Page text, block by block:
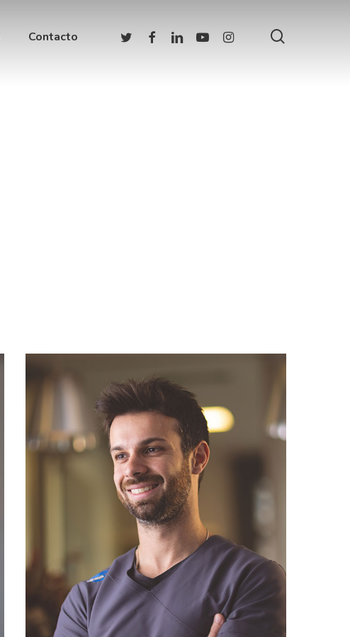
Contacto twitterfacebooklinkedinyoutubeinstagram